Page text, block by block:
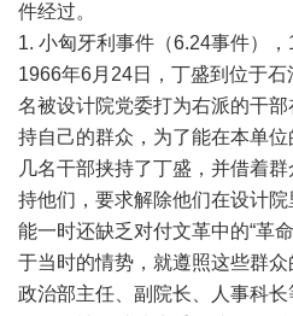
件经过。
1. 小匈牙利事件（6.24事件），
1966年6月24日，丁盛到位于
名被设计院党委打为右派的干
持自己的群众，为了能在本单
几名干部挟持了丁盛，并借着
持他们，要求解除他们在设计
能一时还缺乏对付文革中的“革
于当时的情势，就遵照这些群
政治部主任、副院长、人事科